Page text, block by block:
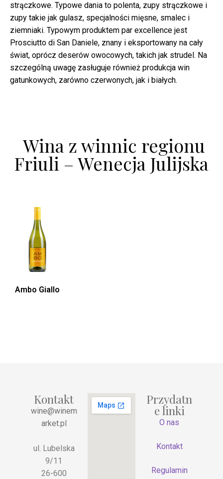
strączkowe. Typowe dania to polenta, zupy strączkowe i
zupy takie jak gulasz, specjalności mięsne, smalec i
ziemniaki. Typowym produktem par excellence jest
Prosciutto di San Daniele, znany i eksportowany na cały
świat, oprócz deserów owocowych, takich jak strudel. Na
szczególną uwagę zasługuje również produkcja win
gatunkowych, zarówno czerwonych, jak i białych.
Wina z winnic regionu
Friuli – Wenecja Julijska
Ambo Giallo
Kontakt
wine@winem
arket.pl
ul. Lubelska
9/11
26-600
Przydatn
e linki
O nas
Kontakt
Regulamin